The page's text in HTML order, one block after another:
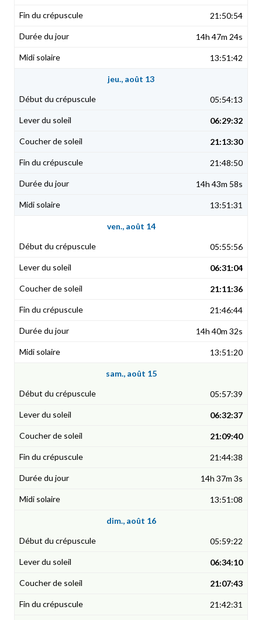
21:50:54
14h 47m 24s
13:51:42
jeu., août 13
05:54:13
06:29:32
21:13:30
21:48:50
14h 43m 58s
13:51:31
ven., août 14
05:55:56
06:31:04
21:11:36
21:46:44
14h 40m 32s
13:51:20
sam., août 15
05:57:39
06:32:37
21:09:40
21:44:38
14h 37m 3s
13:51:08
dim., août 16
05:59:22
06:34:10
21:07:43
21:42:31